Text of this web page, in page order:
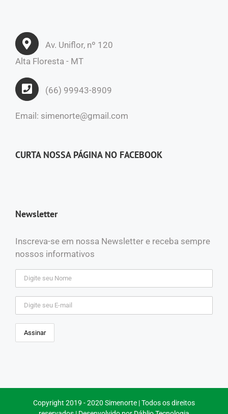
Av. Uniflor, nº 120
Alta Floresta - MT
(66) 99943-8909
Email: simenorte@gmail.com
CURTA NOSSA PÁGINA NO FACEBOOK
Newsletter
Inscreva-se em nossa Newsletter e receba sempre
nossos informativos
Copyright 2019 - 2020 Simenorte | Todos os direitos